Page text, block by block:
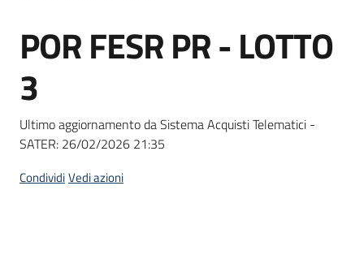
Bandi
strumenti
acquisto
Salta al contenuto
POR FESR PR - LOTTO
3
Ultimo aggiornamento da Sistema Acquisti Telematici -
SATER: 26/02/2026 21:35
CondividiVedi azioni